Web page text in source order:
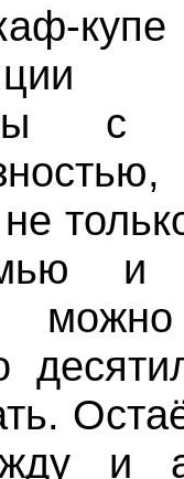
купе
с
и
и